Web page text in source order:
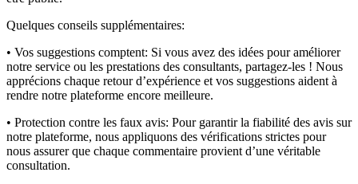
Quelques conseils supplémentaires:
• Vos suggestions comptent: Si vous avez des idées pour améliorer
notre service ou les prestations des consultants, partagez-les ! Nous
apprécions chaque retour d’expérience et vos suggestions aident à
rendre notre plateforme encore meilleure.
• Protection contre les faux avis: Pour garantir la fiabilité des avis sur
notre plateforme, nous appliquons des vérifications strictes pour
nous assurer que chaque commentaire provient d’une véritable
consultation.